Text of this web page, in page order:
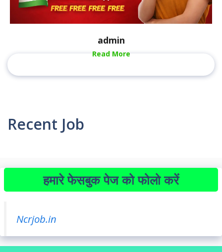
admin
Read More
Recent Job
हमारे फेसबुक पेज को फोलो करें
Ncrjob.in